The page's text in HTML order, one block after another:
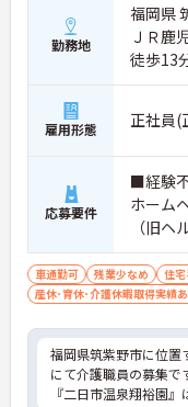
勤務地
福岡県
ＪＲ鹿
徒歩13
雇用形態 正社員(
応募要件
■経験
ホーム
（旧ヘルパ
持で可
車通勤可 残業少なめ 住
産休･育休･介護休暇取得実績
福岡県筑紫野市に位置
にて介護職員の募集で
『二日市温泉翔裕園